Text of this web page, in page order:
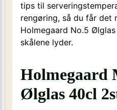
tips til
rengøring, så du får det
Holmegaard No.5
skålene lyder.
Holmegaard
Ølglas 40cl